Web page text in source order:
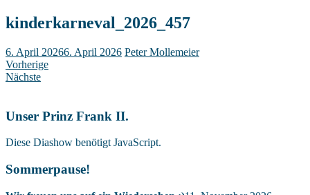
kinderkarneval_2026_457
6. April 20266. April 2026 Peter Mollemeier
Vorherige
Nächste
Unser Prinz Frank II.
Diese Diashow benötigt JavaScript.
Sommerpause!